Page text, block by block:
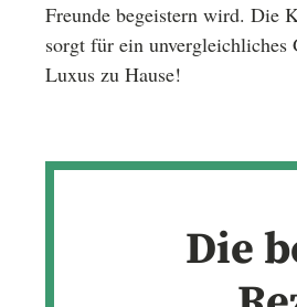
Freunde begeistern wird. Die
sorgt für ein unvergleichliches
Luxus zu Hause!
Die